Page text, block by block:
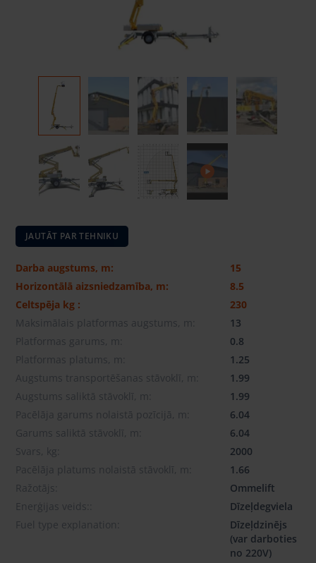
JAUTĀT PAR TEHNIKU
Darba augstums, m:
15
Horizontālā aizsniedzamība, m:
8.5
Celtspēja kg :
230
Maksimālais platformas augstums, m:
13
Platformas garums, m:
0.8
Platformas platums, m:
1.25
Augstums transportēšanas stāvoklī, m:
1.99
Augstums saliktā stāvoklī, m:
1.99
Pacēlāja garums nolaistā pozīcijā, m:
6.04
Garums saliktā stāvoklī, m:
6.04
Svars, kg:
2000
Pacēlāja platums nolaistā stāvoklī, m:
1.66
Ražotājs:
Ommelift
Enerģijas veids::
Dīzeļdegviela
Fuel type explanation:
Dīzeļdzinējs
(var darboties
no 220V)